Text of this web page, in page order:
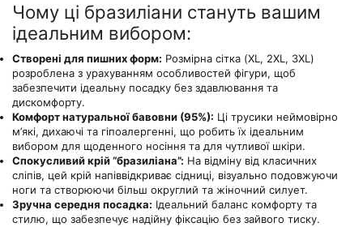
Чому ці бразиліани стануть вашим
ідеальним вибором:
Створені для пишних форм: Розмірна сітка (XL, 2XL, 3XL)
розроблена з урахуванням особливостей фігури, щоб
забезпечити ідеальну посадку без здавлювання та
дискомфорту.
Комфорт натуральної бавовни (95%): Ці трусики неймовірно
м’які, дихаючі та гіпоалергенні, що робить їх ідеальним
вибором для щоденного носіння та для чутливої шкіри.
Спокусливий крій “бразиліана”: На відміну від класичних
сліпів, цей крій напіввідкриває сідниці, візуально подовжуючи
ноги та створюючи більш округлий та жіночний силует.
Зручна середня посадка: Ідеальний баланс комфорту та
стилю, що забезпечує надійну фіксацію без зайвого тиску.